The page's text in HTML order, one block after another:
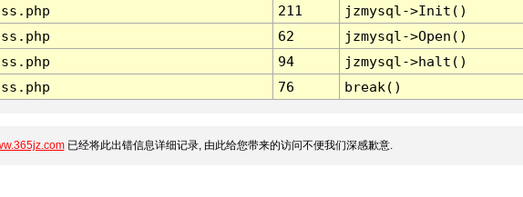
211
jzmysql->Init()
62
jzmysql->Open()
94
jzmysql->halt()
76 break()
已经将此出错信息详细记录, 由此给您带来的访问不便我们深感歉意.